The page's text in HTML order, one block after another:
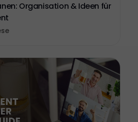
Organisation & Ideen für